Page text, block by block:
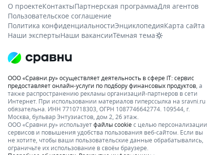
О проектеКонтактыПартнерская программаДля агентов
Пользовательское соглашение
Политика конфиденциальностиЭнциклопедияКарта сайта
Наши экспертыНаши вакансииТёмная тема
ООО «Сравни.ру» осуществляет деятельность в сфере IT: сервис
предоставляет онлайн-услуги по подбору финансовых продуктов, а
также распространению рекламы организаций-партнеров в сети
Интернет. При использовании материалов гиперссылка на sravni.ru
обязательна. ИНН 7710718303, ОГРН 1087746642774. 109544, г.
Москва, бульвар Энтузиастов, дом 2, 26 этаж.
ООО «Сравни.ру» используетфайлы cookieс целью персонализации
сервисов и повышения удобства пользования веб-сайтом. Если вы
не хотите, чтобы ваши пользовательские данные обрабатывались,
ограничьте их использование в своём браузере.